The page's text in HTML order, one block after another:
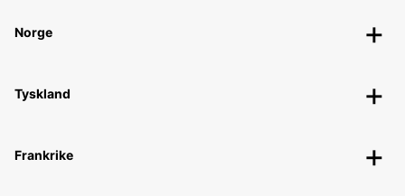
Norge
Tyskland
Frankrike